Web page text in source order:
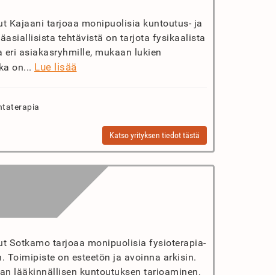
Kajaani tarjoaa monipuolisia kuntoutus- ja
tehtävistä on tarjota fysikaalista
asiakasryhmille, mukaan lukien
on... Lue lisää
Katso yrityksen tiedot tästä
Sotkamo tarjoaa monipuolisia fysioterapia-
Toimipiste on esteetön ja avoinna arkisin.
lääkinnällisen kuntoutuksen tarjoaminen.